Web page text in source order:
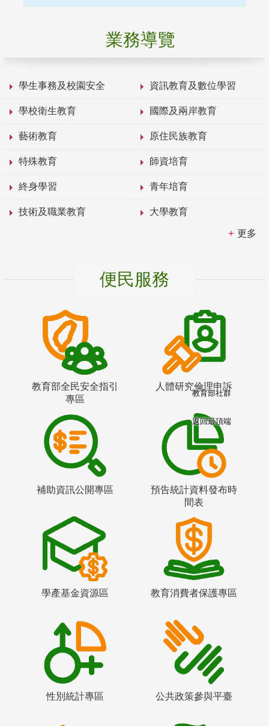
業務導覽
學生事務及校園安全 資訊教育及數位學習
學校衛生教育 國際及兩岸教育
藝術教育 原住民族教育
特殊教育 師資培育
終身學習 青年培育
技術及職業教育 大學教育
更多
便民服務
教育部全民安全指引
專區
人體研究倫理申訴
補助資訊公開專區
預告統計資料發布時
間表
學產基金資源區 教育消費者保護專區
性別統計專區 公共政策參與平臺
教育部社群
返回最頂端